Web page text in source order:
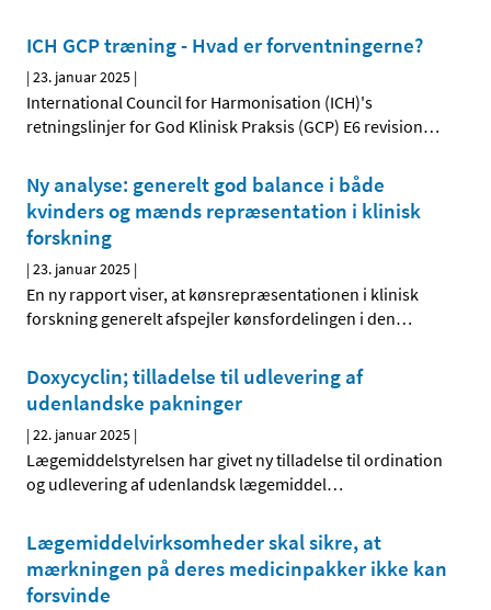
ICH GCP træning - Hvad er forventningerne?
|23. januar 2025 |
International Council for Harmonisation (ICH)'s
retningslinjer for God Klinisk Praksis (GCP) E6 revision…
Ny analyse: generelt god balance i både
kvinders og mænds repræsentation i klinisk
forskning
|23. januar 2025 |
En ny rapport viser, at kønsrepræsentationen i klinisk
forskning generelt afspejler kønsfordelingen i den…
Doxycyclin; tilladelse til udlevering af
udenlandske pakninger
|22. januar 2025 |
Lægemiddelstyrelsen har givet ny tilladelse til ordination
og udlevering af udenlandsk lægemiddel…
Lægemiddelvirksomheder skal sikre, at
mærkningen på deres medicinpakker ikke kan
forsvinde